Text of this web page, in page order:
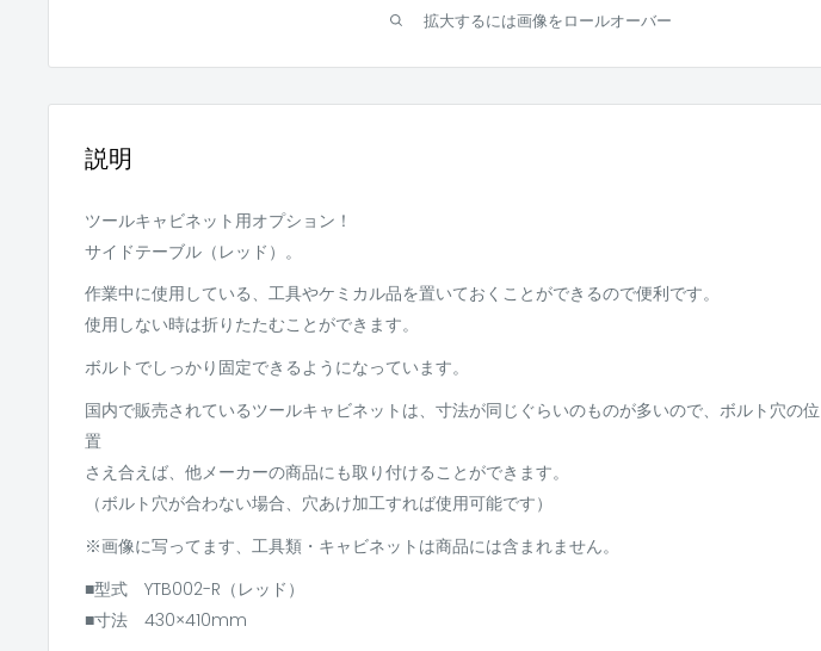
拡大するには画像をロールオーバー
説明
ツールキャビネット用オプション！
サイドテーブル（レッド）。
作業中に使用している、工具やケミカル品を置いておくことができるので便利です。
使用しない時は折りたたむことができます。
ボルトでしっかり固定できるようになっています。
国内で販売されているツールキャビネットは、寸法が同じぐらいのものが多いので、ボルト穴の位
置
さえ合えば、他メーカーの商品にも取り付けることができます。
（ボルト穴が合わない場合、穴あけ加工すれば使用可能です）
※画像に写ってます、工具類・キャビネットは商品には含まれません。
■型式 YTB002-R（レッド）
■寸法 430×410mm